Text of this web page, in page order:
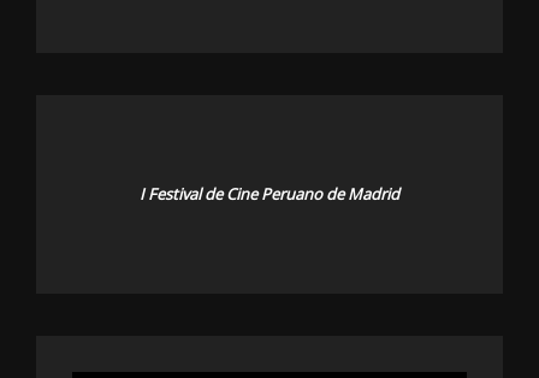
I Festival de Cine Peruano de Madrid